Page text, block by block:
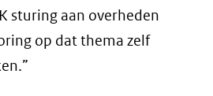
sturing aan overheden
op dat thema zelf